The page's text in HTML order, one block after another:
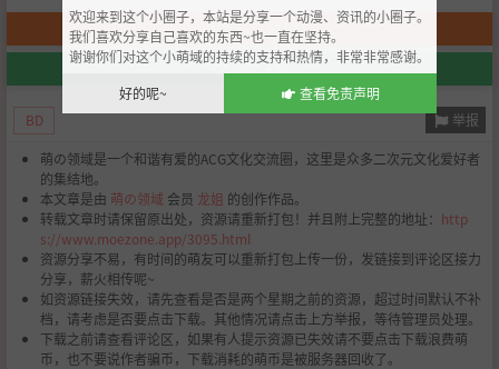
赞一下 +102
收藏 +11
BD 举报
萌の领域是一个和谐有爱的ACG文化交流圈，这里是众多二次元文化爱好者
的集结地。
本文章是由 萌の领域 会员 龙姐 的创作作品。
转载文章时请保留原出处，资源请重新打包！并且附上完整的地址： http
s://www.moezone.app/3095.html
资源分享不易，有时间的萌友可以重新打包上传一份，发链接到评论区接力
分享，薪火相传呢~
如资源链接失效，请先查看是否是两个星期之前的资源，超过时间默认不补
档，请考虑是否要点击下载。其他情况请点击上方举报，等待管理员处理。
下载之前请查看评论区，如果有人提示资源已失效请不要点击下载浪费萌
币，也不要说作者骗币，下载消耗的萌币是被服务器回收了。
欢迎来到这个小圈子，本站是分享一个动漫、资讯的小圈子。
我们喜欢分享自己喜欢的东西~也一直在坚持。
谢谢你们对这个小萌域的持续的支持和热情，非常非常感谢。
好的呢~
查看免责声明